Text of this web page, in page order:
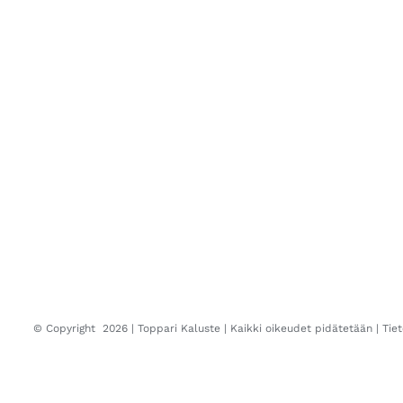
© Copyright 2026 | Toppari Kaluste | Kaikki oikeudet pidätetään |